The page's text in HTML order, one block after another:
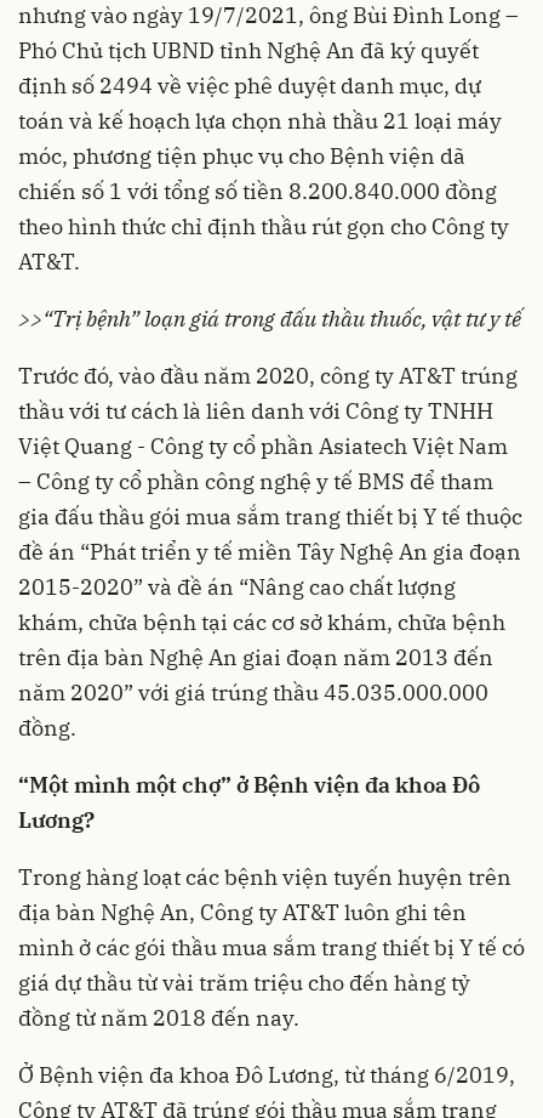
nhưng vào ngày 19/7/2021, ông Bùi Đình Long –
Phó Chủ tịch UBND tỉnh Nghệ An đã ký quyết
định số 2494 về việc phê duyệt danh mục, dự
toán và kế hoạch lựa chọn nhà thầu 21 loại máy
móc, phương tiện phục vụ cho Bệnh viện dã
chiến số 1 với tổng số tiền 8.200.840.000 đồng
theo hình thức chỉ định thầu rút gọn cho Công ty
AT&T.
>>“Trị bệnh” loạn giá trong đấu thầu thuốc, vật tư y tế
Trước đó, vào đầu năm 2020, công ty AT&T trúng
thầu với tư cách là liên danh với Công ty TNHH
Việt Quang - Công ty cổ phần Asiatech Việt Nam
– Công ty cổ phần công nghệ y tế BMS để tham
gia đấu thầu gói mua sắm trang thiết bị Y tế thuộc
đề án “Phát triển y tế miền Tây Nghệ An gia đoạn
2015-2020” và đề án “Nâng cao chất lượng
khám, chữa bệnh tại các cơ sở khám, chữa bệnh
trên địa bàn Nghệ An giai đoạn năm 2013 đến
năm 2020” với giá trúng thầu 45.035.000.000
đồng.
“Một mình một chợ” ở Bệnh viện đa khoa Đô
Lương?
Trong hàng loạt các bệnh viện tuyến huyện trên
địa bàn Nghệ An, Công ty AT&T luôn ghi tên
mình ở các gói thầu mua sắm trang thiết bị Y tế có
giá dự thầu từ vài trăm triệu cho đến hàng tỷ
đồng từ năm 2018 đến nay.
Ở Bệnh viện đa khoa Đô Lương, từ tháng 6/2019,
Công ty AT&T đã trúng gói thầu mua sắm trang